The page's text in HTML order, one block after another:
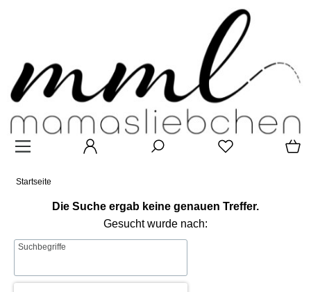
Startseite
Die Suche ergab keine genauen Treffer.
Gesucht wurde nach:
Suchbegriffe